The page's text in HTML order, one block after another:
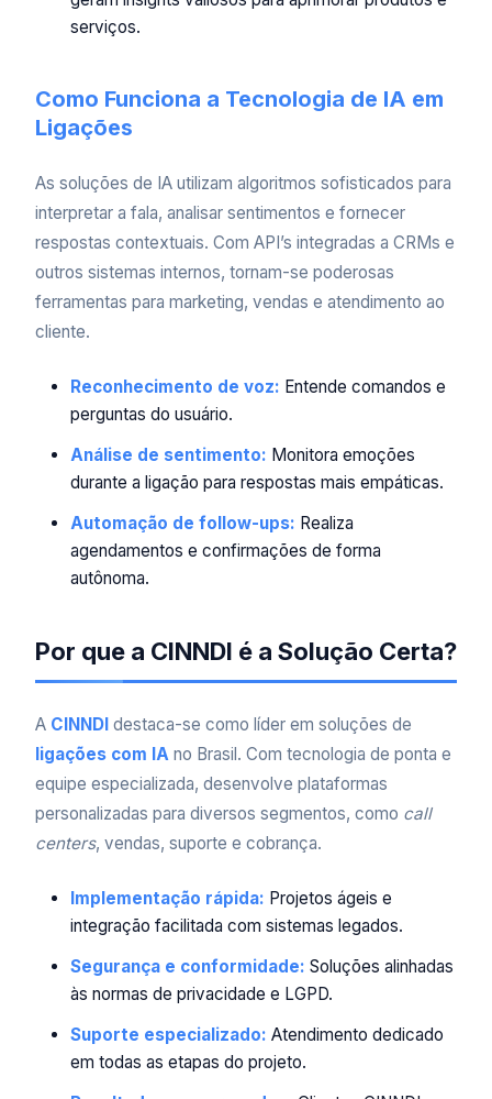
serviços.
Como Funciona a Tecnologia de IA em
Ligações
As soluções de IA utilizam algoritmos sofisticados para
interpretar a fala, analisar sentimentos e fornecer
respostas contextuais. Com API’s integradas a CRMs e
outros sistemas internos, tornam-se poderosas
ferramentas para marketing, vendas e atendimento ao
cliente.
Reconhecimento de voz: Entende comandos e
perguntas do usuário.
Análise de sentimento: Monitora emoções
durante a ligação para respostas mais empáticas.
Automação de follow-ups: Realiza
agendamentos e confirmações de forma
autônoma.
Por que a CINNDI é a Solução Certa?
A CINNDI destaca-se como líder em soluções de
ligações com IA no Brasil. Com tecnologia de ponta e
equipe especializada, desenvolve plataformas
personalizadas para diversos segmentos, como call
centers, vendas, suporte e cobrança.
Implementação rápida: Projetos ágeis e
integração facilitada com sistemas legados.
Segurança e conformidade: Soluções alinhadas
às normas de privacidade e LGPD.
Suporte especializado: Atendimento dedicado
em todas as etapas do projeto.